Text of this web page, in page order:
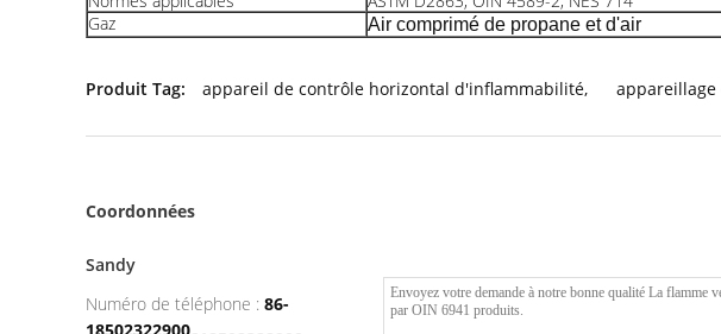
Gaz
Air comprimé de propane et d'air